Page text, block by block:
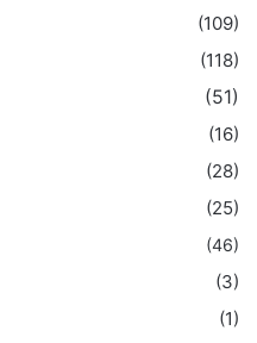
(109)
(118)
(51)
(16)
(28)
(25)
(46)
(3)
(1)